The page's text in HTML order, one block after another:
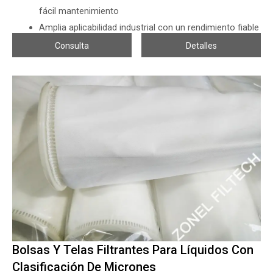
fácil mantenimiento
Amplia aplicabilidad industrial con un rendimiento fiable
en la separación de sólidos y líquidos
Los elementos filtrantes dispuestos en forma de
estrella garantizan una alta eficiencia y una filtración
estable
Las bolsas de filtro de lámina de alta calidad mejoran la
durabilidad y la precisión de la filtración
Consulta Detalles
Bolsas Y Telas Filtrantes Para Líquidos Con
Clasificación De Micrones